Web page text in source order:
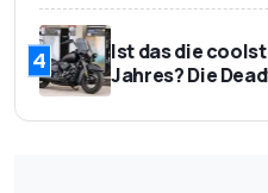
4
Ist das die
Jahres? Die